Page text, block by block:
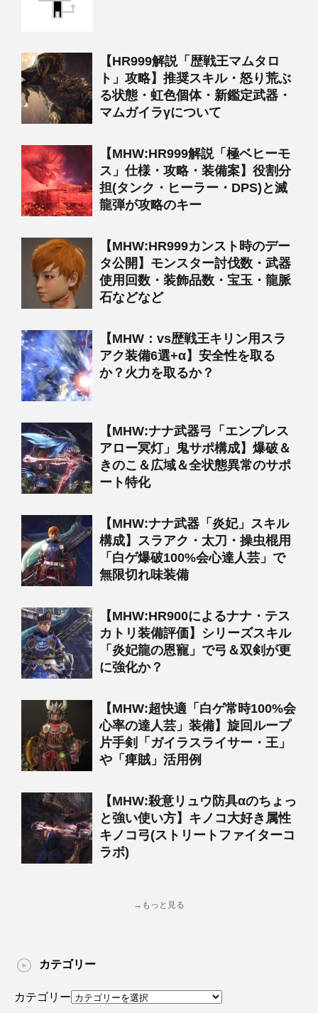
【HR999解説「歴戦王マムタロ
ト」攻略】推奨スキル・怒り荒ぶ
る状態・虹色個体・新鑑定武器・
マムガイラγについて
【MHW:HR999解説「極ベヒーモ
ス」仕様・攻略・装備案】役割分
担(タンク・ヒーラー・DPS)と滅
龍弾が攻略のキー
【MHW:HR999カンスト時のデー
タ公開】モンスター討伐数・武器
使用回数・装飾品数・宝玉・龍脈
石などなど
【MHW：vs歴戦王キリン用スラ
アク装備6選+α】安全性を取る
か？火力を取るか？
【MHW:ナナ武器弓「エンプレス
アロー冥灯」鬼サポ構成】爆破＆
きのこ＆広域＆全状態異常のサポ
ート特化
【MHW:ナナ武器「炎妃」スキル
構成】スラアク・太刀・操虫棍用
「白ゲ爆破100%会心達人芸」で
無限切れ味装備
【MHW:HR900によるナナ・テス
カトリ装備評価】シリーズスキル
「炎妃龍の恩寵」で弓＆双剣が更
に強化か？
【MHW:超快適「白ゲ常時100%会
心率の達人芸」装備】旋回ループ
片手剣「ガイラスライサー・王」
や「痺賊」活用例
【MHW:殺意リュウ防具αのちょっ
と強い使い方】キノコ大好き属性
キノコ弓(ストリートファイターコ
ラボ)
→もっと見る
カテゴリー
カテゴリー